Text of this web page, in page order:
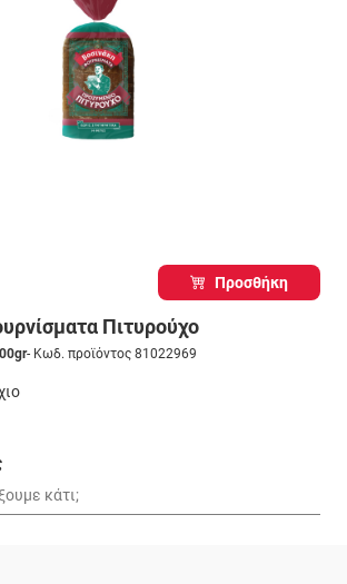
Προσθήκη
Πιτυρούχο
- Κωδ. προϊόντος 81022969